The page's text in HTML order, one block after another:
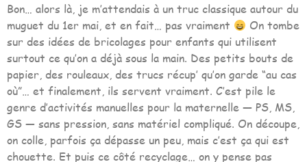
Bon… alors là, je m’attendais à un truc classique autour du
muguet du 1er mai, et en fait… pas vraiment
On tombe
sur des idées de bricolages pour enfants qui utilisent
surtout ce qu’on a déjà sous la main. Des petits bouts de
papier, des rouleaux, des trucs récup’ qu’on garde “au cas
où”… et finalement, ils servent vraiment. C’est pile le
genre d’activités manuelles pour la maternelle — PS, MS,
GS — sans pression, sans matériel compliqué. On découpe,
on colle, parfois ça dépasse un peu, mais c’est ça qui est
chouette. Et puis ce côté recyclage… on y pense pas